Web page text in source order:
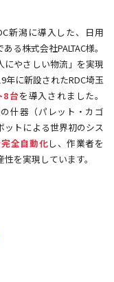
新潟に導入した、日用
る株式会社PALTAC様。
にやさしい物流」を実現
年に新設されたRDC埼玉
8台を導入されました。
什器（パレット・カゴ
トによる世界初のシス
全自動化し、作業者を
を実現しています。